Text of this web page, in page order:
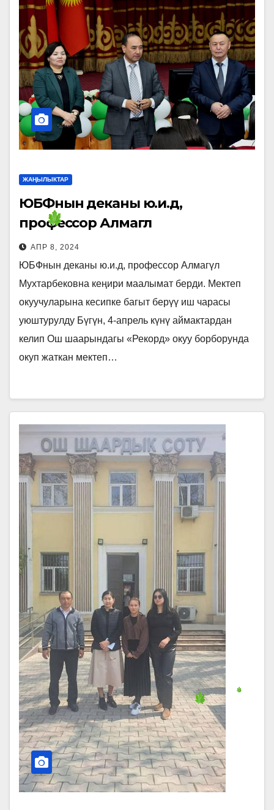
ЖАҢЫЛЫКТАР
ЮБФнын деканы ю.и.д,
профессор Алмагүл
Мухтарбековна кеңири
маалымат берди.
АПР 8, 2024
ЮБФнын деканы ю.и.д, профессор Алмагүл
Мухтарбековна кеңири маалымат берди. Мектеп
окуучуларына кесипке багыт берүү иш чарасы
уюштурулду Бүгүн, 4-апрель күнү аймактардан
келип Ош шаарындагы «Рекорд» окуу борборунда
окуп жаткан мектеп…